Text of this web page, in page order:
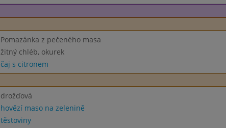
Pomazánka z pečeného masa
žitný chléb, okurek
čaj s citronem
drožďová
hovězí maso na zelenině
těstoviny